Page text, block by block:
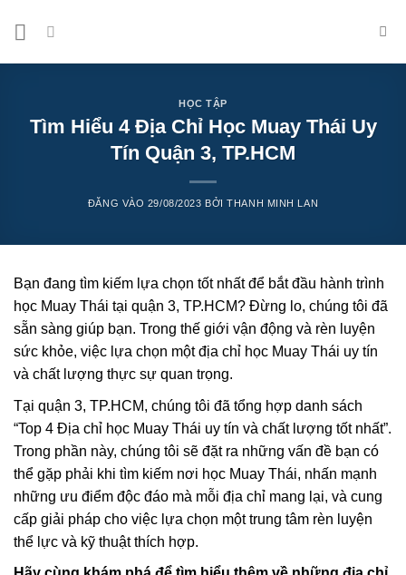
HỌC TẬP
Tìm Hiểu 4 Địa Chỉ Học Muay Thái Uy
Tín Quận 3, TP.HCM
ĐĂNG VÀO 29/08/2023 BỞITHANH MINH LAN
Bạn đang tìm kiếm lựa chọn tốt nhất để bắt đầu hành trình
học Muay Thái tại quận 3, TP.HCM? Đừng lo, chúng tôi đã
sẵn sàng giúp bạn. Trong thế giới vận động và rèn luyện
sức khỏe, việc lựa chọn một địa chỉ học Muay Thái uy tín
và chất lượng thực sự quan trọng.
Tại quận 3, TP.HCM, chúng tôi đã tổng hợp danh sách
“Top 4 Địa chỉ học Muay Thái uy tín và chất lượng tốt nhất”.
Trong phần này, chúng tôi sẽ đặt ra những vấn đề bạn có
thể gặp phải khi tìm kiếm nơi học Muay Thái, nhấn mạnh
những ưu điểm độc đáo mà mỗi địa chỉ mang lại, và cung
cấp giải pháp cho việc lựa chọn một trung tâm rèn luyện
thể lực và kỹ thuật thích hợp.